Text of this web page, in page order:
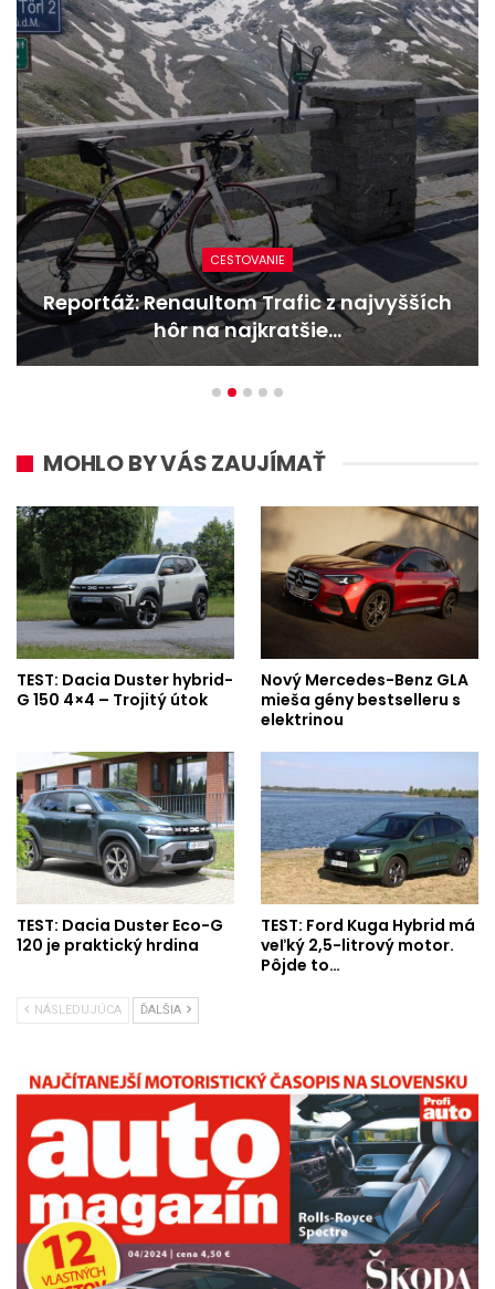
CESTOVANIE
Reportáž: Renaultom Trafic z najvyšších
hôr na najkratšie…
MOHLO BY VÁS ZAUJÍMAŤ
TEST: Dacia Duster hybrid-
G 150 4×4 – Trojitý útok
Nový Mercedes-Benz GLA
mieša gény bestselleru s
elektrinou
TEST: Dacia Duster Eco-G
120 je praktický hrdina
TEST: Ford Kuga Hybrid má
veľký 2,5-litrový motor.
Pôjde to…
NÁSLEDUJÚCA ĎALŠIA